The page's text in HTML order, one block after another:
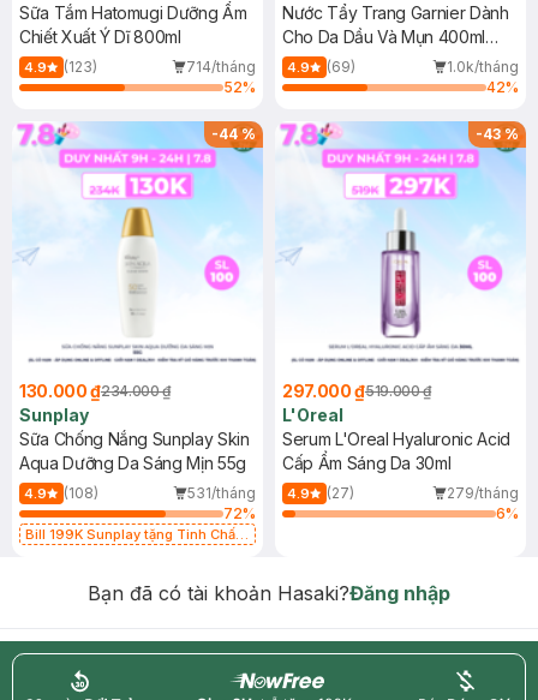
Sữa Tắm Hatomugi Dưỡng Ẩm
Chiết Xuất Ý Dĩ 800ml
4.9 (123)
714/tháng
52%
Nước Tẩy Trang Garnier Dành
Cho Da Dầu Và Mụn 400ml
(Mới)
4.9 (69)
1.0k/tháng
42%
-44%
130.000 ₫234.000 ₫
Sunplay
Sữa Chống Nắng Sunplay Skin
Aqua Dưỡng Da Sáng Mịn 55g
4.9 (108)
531/tháng
72%
Bill 199K Sunplay tặng Tinh Chất
-43%
297.000 ₫519.000 ₫
L'Oreal
Serum L'Oreal Hyaluronic Acid
Cấp Ẩm Sáng Da 30ml
4.9 (27)
279/tháng
6%
Bạn đã có tài khoản Hasaki?Đăng nhập